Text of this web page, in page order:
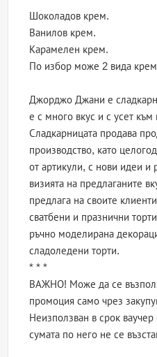
Шоколадов крем.
Ванилов крем.
Карамелен крем.
По избор може 2 вида
Джорджо Джани е
е с много вкус и с усет към
Сладкарницата продава
производство, като
от артикули, с нови идеи
визията на предлаганите
предлага на своите
сватбени и празнични
ръчно моделирана
сладоледени торти.
* * *
ВАЖНО! Може да се
промоция само чрез
Неизползван в срок
сумата по него не се